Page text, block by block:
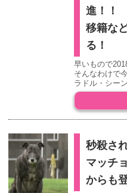
進！！
移籍な
る！
早いもので
そんなわけで
ラドル・シー
秒殺さ
マッチ
からも